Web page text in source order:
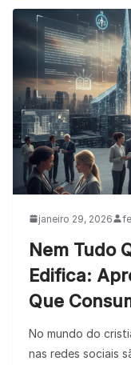
janeiro 29, 2026
Nem Tudo
Edifica:
Que
No mundo do
nas redes sociais